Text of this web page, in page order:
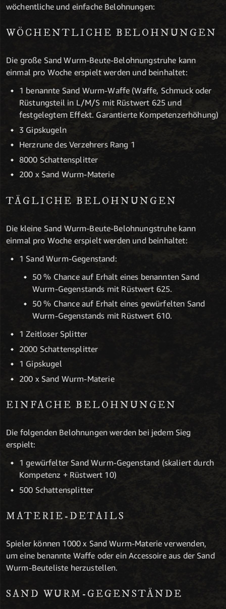
wöchentliche und einfache Belohnungen:
WÖCHENTLICHE BELOHNUNGEN
Die große Sand Wurm-Beute-Belohnungstruhe kann
einmal pro Woche erspielt werden und beinhaltet:
1 benannte Sand Wurm-Waffe (Waffe, Schmuck oder
Rüstungsteil in L/M/S mit Rüstwert 625 und
festgelegtem Effekt. Garantierte Kompetenzerhöhung)
3 Gipskugeln
Herzrune des Verzehrers Rang 1
8000 Schattensplitter
200 x Sand Wurm-Materie
TÄGLICHE BELOHNUNGEN
Die kleine Sand Wurm-Beute-Belohnungstruhe kann
einmal pro Woche erspielt werden und beinhaltet:
1 Sand Wurm-Gegenstand:
50 % Chance auf Erhalt eines benannten Sand
Wurm-Gegenstands mit Rüstwert 625.
50 % Chance auf Erhalt eines gewürfelten Sand
Wurm-Gegenstands mit Rüstwert 610.
1 Zeitloser Splitter
2000 Schattensplitter
1 Gipskugel
200 x Sand Wurm-Materie
EINFACHE BELOHNUNGEN
Die folgenden Belohnungen werden bei jedem Sieg
erspielt:
1 gewürfelter Sand Wurm-Gegenstand (skaliert durch
Kompetenz + Rüstwert 10)
500 Schattensplitter
MATERIE-DETAILS
Spieler können 1000 x Sand Wurm-Materie verwenden,
um eine benannte Waffe oder ein Accessoire aus der Sand
Wurm-Beuteliste herzustellen.
SAND WURM-GEGENSTÄNDE